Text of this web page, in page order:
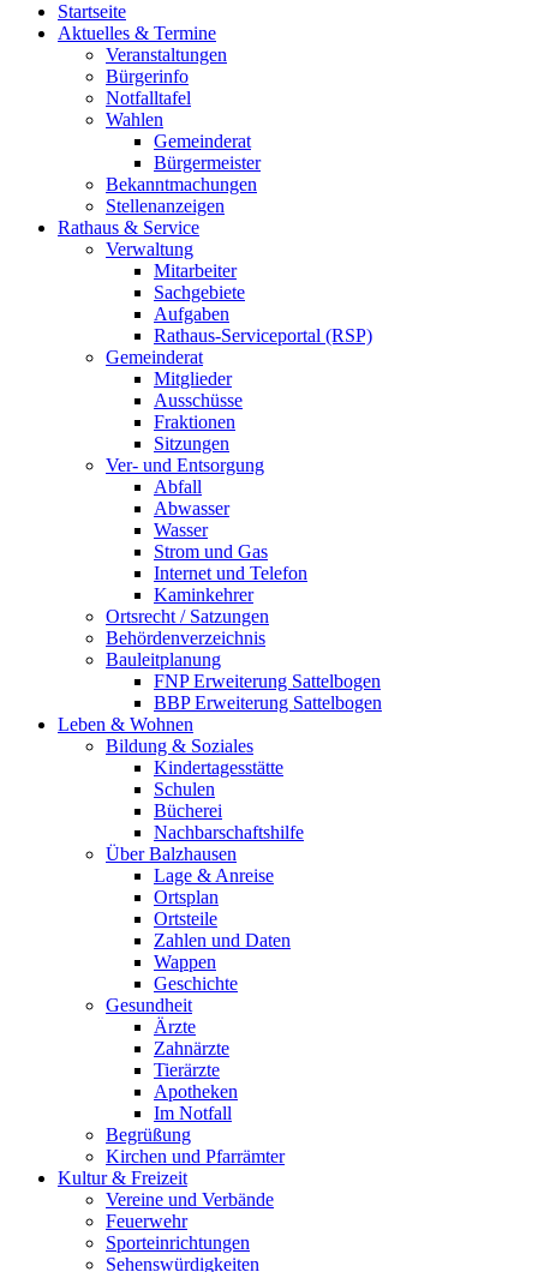
Startseite
Aktuelles & Termine
Veranstaltungen
Bürgerinfo
Notfalltafel
Wahlen
Gemeinderat
Bürgermeister
Bekanntmachungen
Stellenanzeigen
Rathaus & Service
Verwaltung
Mitarbeiter
Sachgebiete
Aufgaben
Rathaus-Serviceportal (RSP)
Gemeinderat
Mitglieder
Ausschüsse
Fraktionen
Sitzungen
Ver- und Entsorgung
Abfall
Abwasser
Wasser
Strom und Gas
Internet und Telefon
Kaminkehrer
Ortsrecht / Satzungen
Behördenverzeichnis
Bauleitplanung
FNP Erweiterung Sattelbogen
BBP Erweiterung Sattelbogen
Leben & Wohnen
Bildung & Soziales
Kindertagesstätte
Schulen
Bücherei
Nachbarschaftshilfe
Über Balzhausen
Lage & Anreise
Ortsplan
Ortsteile
Zahlen und Daten
Wappen
Geschichte
Gesundheit
Ärzte
Zahnärzte
Tierärzte
Apotheken
Im Notfall
Begrüßung
Kirchen und Pfarrämter
Kultur & Freizeit
Vereine und Verbände
Feuerwehr
Sporteinrichtungen
Sehenswürdigkeiten